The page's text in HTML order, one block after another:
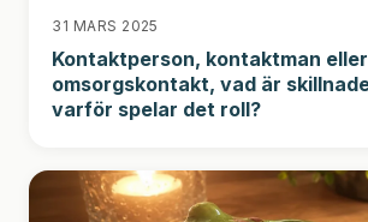
31 MARS 2025
Kontaktperson, kontaktman
omsorgskontakt, vad är
varför spelar det roll?